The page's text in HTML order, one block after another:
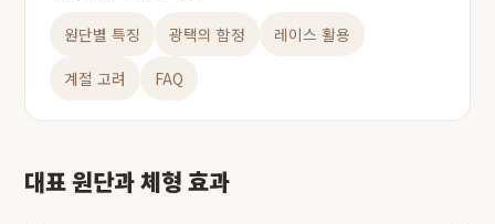
원단별 특징 광택의 함정
레이스 활용
계절 고려
FAQ
대표 원단과 체형 효과